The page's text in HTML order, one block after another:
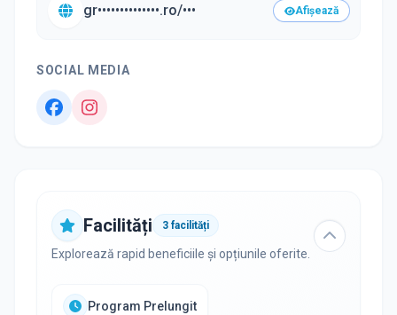
gr••••••••••••••.ro/••• Afișează
SOCIAL MEDIA
Facilități 3 facilități
Explorează rapid beneficiile și opțiunile oferite.
Program Prelungit